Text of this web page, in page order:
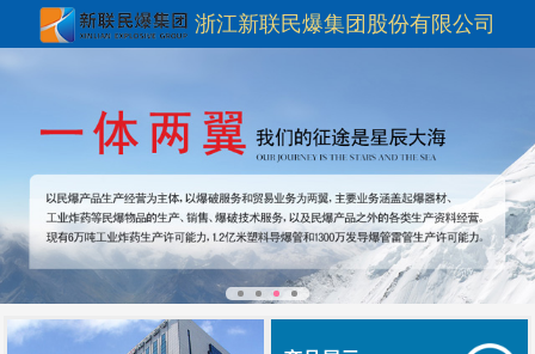
浙江新联民爆集团股份有限公司